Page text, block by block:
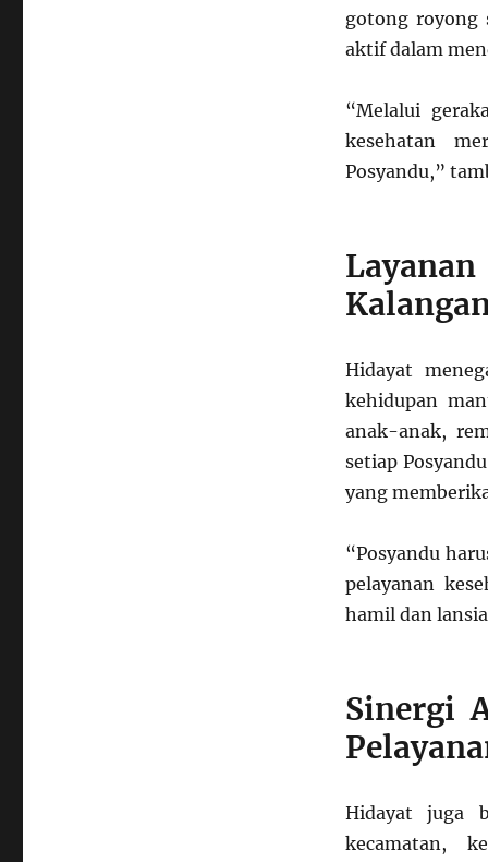
gotong royong
aktif dalam
“Melalui
kesehatan
Posyandu,”
Hidayat
kehidupan
anak-anak,
setiap
yang
“Posyandu
pelayanan
hamil dan
Sinergi
Hidayat juga
kecamatan,